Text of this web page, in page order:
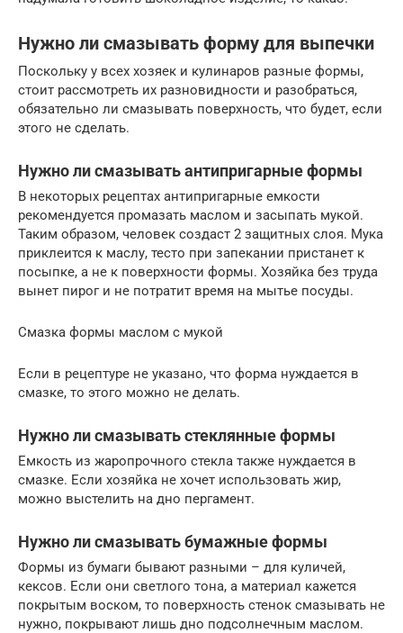
Нужно ли смазывать форму для выпечки
Поскольку у всех хозяек и кулинаров разные формы,
стоит рассмотреть их разновидности и разобраться,
обязательно ли смазывать поверхность, что будет, если
этого не сделать.
Нужно ли смазывать антипригарные формы
В некоторых рецептах антипригарные емкости
рекомендуется промазать маслом и засыпать мукой.
Таким образом, человек создаст 2 защитных слоя. Мука
приклеится к маслу, тесто при запекании пристанет к
посыпке, а не к поверхности формы. Хозяйка без труда
вынет пирог и не потратит время на мытье посуды.
Смазка формы маслом с мукой
Если в рецептуре не указано, что форма нуждается в
смазке, то этого можно не делать.
Нужно ли смазывать стеклянные формы
Емкость из жаропрочного стекла также нуждается в
смазке. Если хозяйка не хочет использовать жир,
можно выстелить на дно пергамент.
Нужно ли смазывать бумажные формы
Формы из бумаги бывают разными – для куличей,
кексов. Если они светлого тона, а материал кажется
покрытым воском, то поверхность стенок смазывать не
нужно, покрывают лишь дно подсолнечным маслом.